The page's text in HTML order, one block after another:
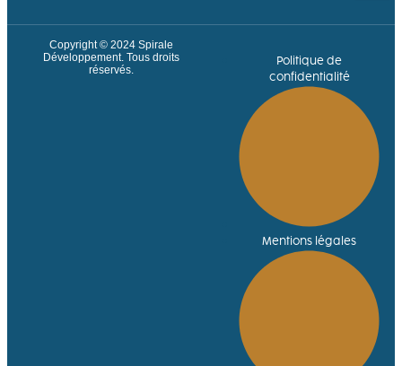
Copyright © 2024 Spirale
Développement. Tous droits
réservés.
Politique de
confidentialité
Mentions légales